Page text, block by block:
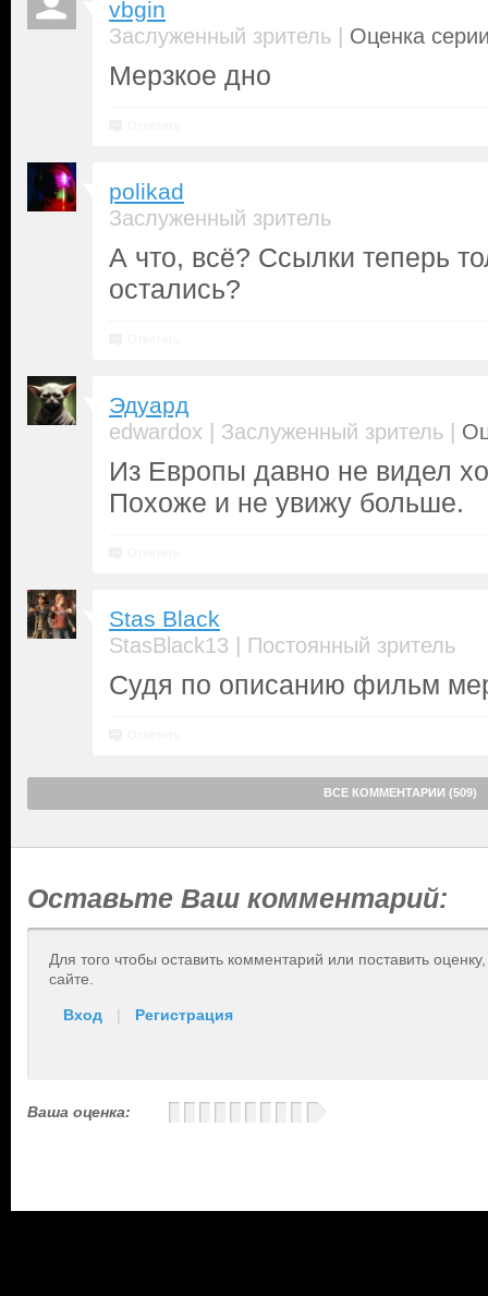
vbgin
Заслуженный зритель | Оценка
Мерзкое дно
polikad
Заслуженный зритель
А что, всё? Ссылки теперь
остались?
Эдуард
edwardox | Заслуженный зритель |
Из Европы давно не видел
Похоже и не увижу больше.
Stas Black
StasBlack13 | Постоянный зритель
Судя по описанию фильм
ВСЕ КОММЕНТАРИИ (509)
Оставьте Ваш комментарий:
Для того чтобы оставить комментарий или поставить
сайте.
Вход | Регистрация
Ваша оценка: